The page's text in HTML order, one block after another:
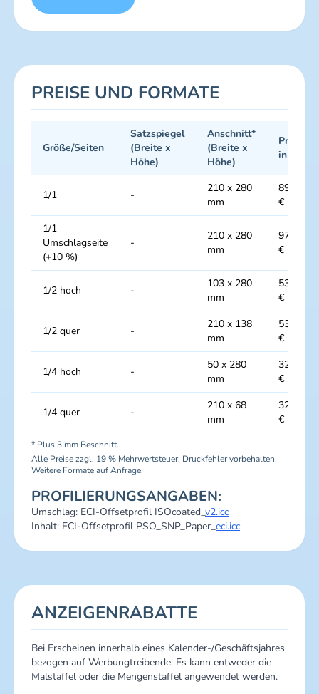
PREISE UND FORMATE
Größe/Seiten
Satzspiegel
(Breite x
Höhe)
Anschnitt*
(Breite x
Höhe)
Preise
in €
1/1 -
210 x 280
mm
8900
€
1/1
Umschlagseite
(+10 %)
-
210 x 280
mm
9790
€
1/2 hoch -
103 x 280
mm
5340
€
1/2 quer -
210 x 138
mm
5340
€
1/4 hoch -
50 x 280
mm
3204
€
1/4 quer -
210 x 68
mm
3204
€
* Plus 3 mm Beschnitt.
Alle Preise zzgl. 19 % Mehrwertsteuer. Druckfehler vorbehalten.
Weitere Formate auf Anfrage.
PROFILIERUNGSANGABEN:
Umschlag: ECI-Offsetprofil ISOcoated_v2.icc
Inhalt: ECI-Offsetprofil PSO_SNP_Paper_eci.icc
ANZEIGENRABATTE
Bei Erscheinen innerhalb eines Kalender-/Geschäftsjahres
bezogen auf Werbungtreibende. Es kann entweder die
Malstaffel oder die Mengenstaffel angewendet werden.